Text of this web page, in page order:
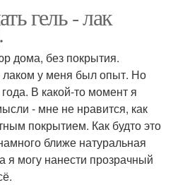
гель - лак
дома, без покрытия.
лаком у меня был опыт. Но
В какой-то момент я
- мне не нравится, как
покрытием. Как будто это
ближе натуральная
я могу нанести прозрачный